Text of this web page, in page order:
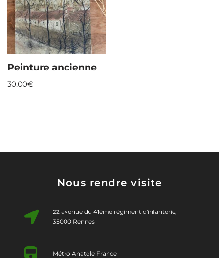
Peinture ancienne
30.00€
Nous rendre visite
22 avenue du 41ème régiment d'infanterie,
35000 Rennes
Métro Anatole France